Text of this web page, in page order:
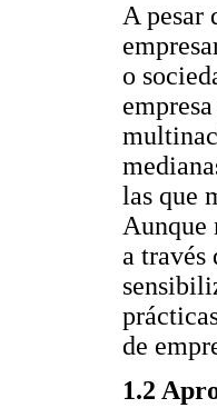
A pesar
o
las que
Aunque
a través
de
1.2